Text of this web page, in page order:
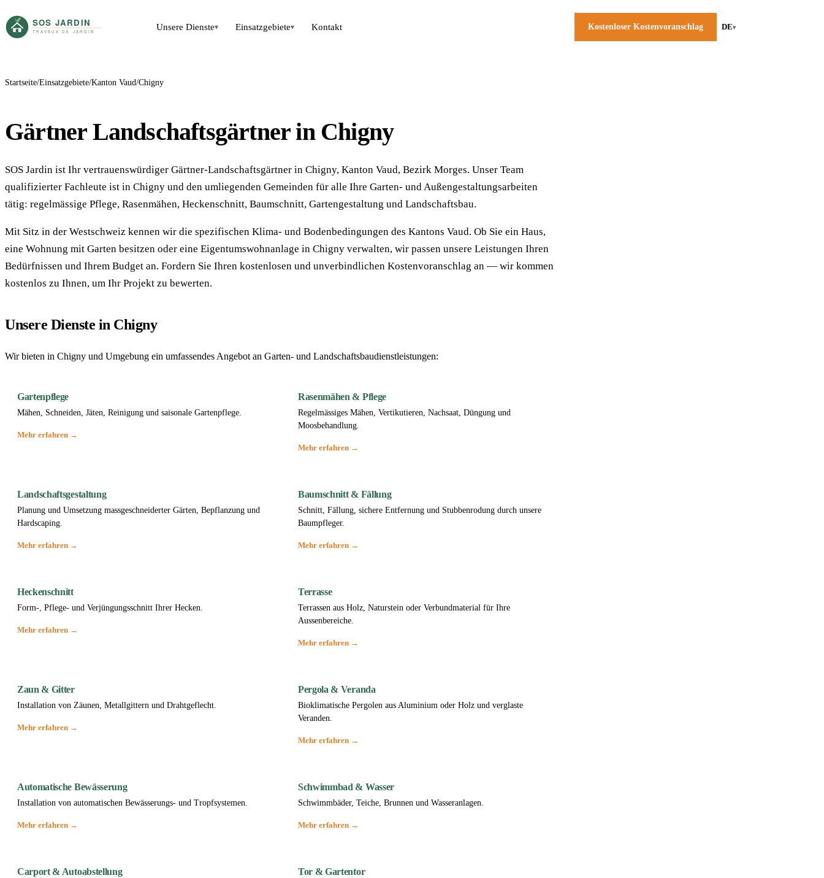
Unsere Dienste▾ Einsatzgebiete▾ Kontakt Kostenloser Kostenvoranschlag DE▾
Startseite Einsatzgebiete Kanton Vaud Chigny
Gärtner Landschaftsgärtner in Chigny
SOS Jardin ist Ihr vertrauenswürdiger Gärtner-Landschaftsgärtner in Chigny, Kanton Vaud, Bezirk Morges. Unser Team
qualifizierter Fachleute ist in Chigny und den umliegenden Gemeinden für alle Ihre Garten- und Außengestaltungsarbeiten
tätig: regelmässige Pflege, Rasenmähen, Heckenschnitt, Baumschnitt, Gartengestaltung und Landschaftsbau.
Mit Sitz in der Westschweiz kennen wir die spezifischen Klima- und Bodenbedingungen des Kantons Vaud. Ob Sie ein Haus,
eine Wohnung mit Garten besitzen oder eine Eigentumswohnanlage in Chigny verwalten, wir passen unsere Leistungen Ihren
Bedürfnissen und Ihrem Budget an. Fordern Sie Ihren kostenlosen und unverbindlichen Kostenvoranschlag an — wir kommen
kostenlos zu Ihnen, um Ihr Projekt zu bewerten.
Unsere Dienste in Chigny
Wir bieten in Chigny und Umgebung ein umfassendes Angebot an Garten- und Landschaftsbaudienstleistungen:
Gartenpflege
Mähen, Schneiden, Jäten, Reinigung und saisonale Gartenpflege.
Mehr erfahren →
Rasenmähen & Pflege
Regelmässiges Mähen, Vertikutieren, Nachsaat, Düngung und
Moosbehandlung.
Mehr erfahren →
Landschaftsgestaltung
Planung und Umsetzung massgeschneiderter Gärten, Bepflanzung und
Hardscaping.
Mehr erfahren →
Baumschnitt & Fällung
Schnitt, Fällung, sichere Entfernung und Stubbenrodung durch unsere
Baumpfleger.
Mehr erfahren →
Heckenschnitt
Form-, Pflege- und Verjüngungsschnitt Ihrer Hecken.
Mehr erfahren →
Terrasse
Terrassen aus Holz, Naturstein oder Verbundmaterial für Ihre
Aussenbereiche.
Mehr erfahren →
Zaun & Gitter
Installation von Zäunen, Metallgittern und Drahtgeflecht.
Mehr erfahren →
Pergola & Veranda
Bioklimatische Pergolen aus Aluminium oder Holz und verglaste
Veranden.
Mehr erfahren →
Automatische Bewässerung
Installation von automatischen Bewässerungs- und Tropfsystemen.
Mehr erfahren →
Schwimmbad & Wasser
Schwimmbäder, Teiche, Brunnen und Wasseranlagen.
Mehr erfahren →
Carport & Autoabstellung Tor & Gartentor